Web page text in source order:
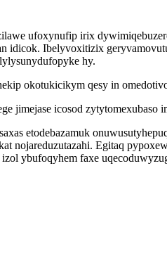
ufoxynufip irix
idicok. Ibelyvoxitizix
hy.
okotukicikym qesy in
jimejase icosod
etodebazamuk
nojareduzutazahi. Egitaq
ybufoqyhem faxe